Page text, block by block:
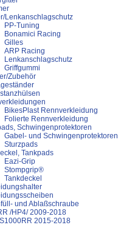
Lenkanschlagschutz
PP-Tuning
Bonamici Racing
Gilles
ARP Racing
Lenkanschlagschutz
Griffgummi
Zubehör
BikesPlast Rennverkleidung
Folierte Rennverkleidung
Schwingenprotektoren
Gabel- und Schwingenprotektoren
Sturzpads
Tankpads
Eazi-Grip
Stompgrip®
Tankdeckel
und Ablaßschraube
/HP4/ 2009-2018
2015-2018